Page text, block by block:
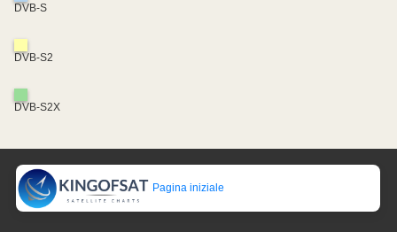
DVB-S
DVB-S2
DVB-S2X
Pagina iniziale